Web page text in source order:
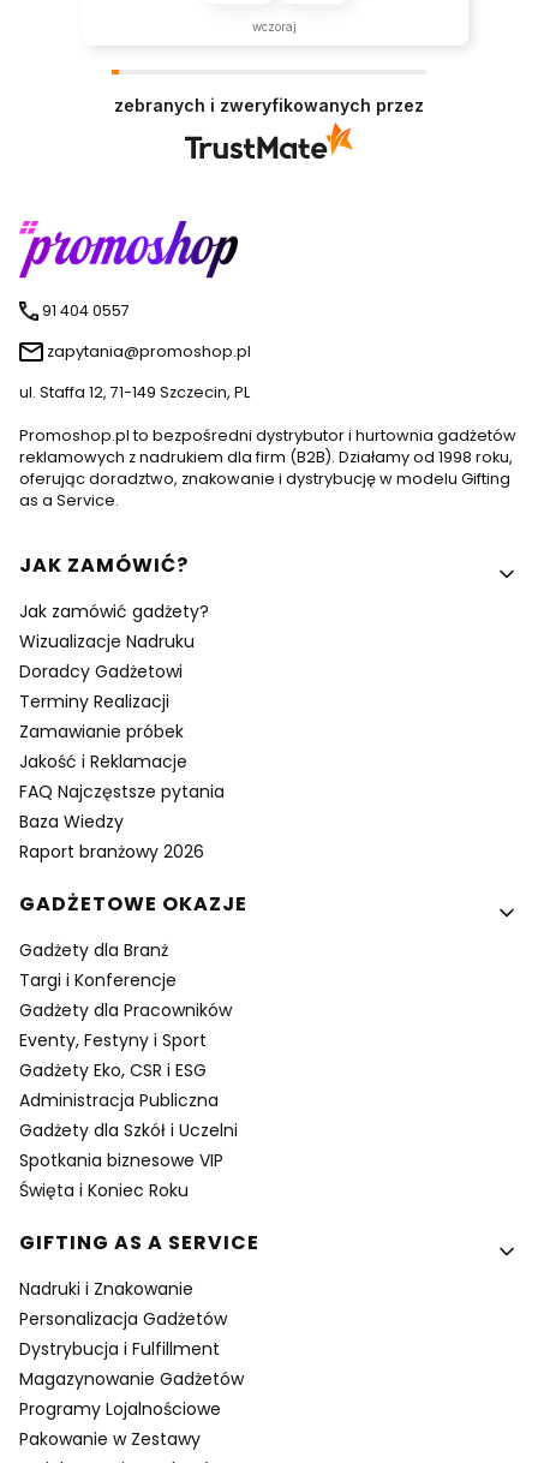
wczoraj
zebranych i zweryfikowanych przez
91 404 0557
zapytania@promoshop.pl
ul. Staffa 12, 71-149 Szczecin, PL
Promoshop.pl to bezpośredni dystrybutor i hurtownia gadżetów
reklamowych z nadrukiem dla firm (B2B). Działamy od 1998 roku,
oferując doradztwo, znakowanie i dystrybucję w modelu Gifting
as a Service.
Linki w stopce
JAK ZAMÓWIĆ?
Jak zamówić gadżety?
Wizualizacje Nadruku
Doradcy Gadżetowi
Terminy Realizacji
Zamawianie próbek
Jakość i Reklamacje
FAQ Najczęstsze pytania
Baza Wiedzy
Raport branżowy 2026
GADŻETOWE OKAZJE
Gadżety dla Branż
Targi i Konferencje
Gadżety dla Pracowników
Eventy, Festyny i Sport
Gadżety Eko, CSR i ESG
Administracja Publiczna
Gadżety dla Szkół i Uczelni
Spotkania biznesowe VIP
Święta i Koniec Roku
GIFTING AS A SERVICE
Nadruki i Znakowanie
Personalizacja Gadżetów
Dystrybucja i Fulfillment
Magazynowanie Gadżetów
Programy Lojalnościowe
Pakowanie w Zestawy